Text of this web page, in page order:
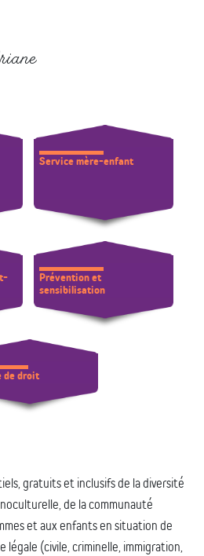
Service mère-enfant
Prévention et
sensibilisation
de droit
gratuits et inclusifs de la diversité
de la communauté
et aux enfants en situation de
légale (civile, criminelle, immigration,